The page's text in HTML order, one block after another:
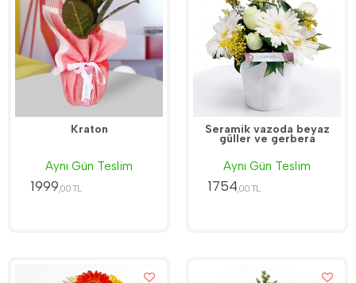
Kraton
Aynı Gün Teslim
1999 ,00 TL
Seramik vazoda beyaz
güller ve gerbera
Aynı Gün Teslim
1754 ,00 TL